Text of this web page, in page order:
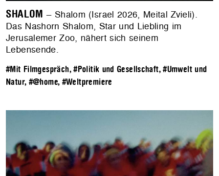
SHALOM – Shalom (Israel 2026, Meital Zvieli).
Das Nashorn Shalom, Star und Liebling im
Jerusalemer Zoo, nähert sich seinem
Lebensende.
#Mit Filmgespräch,#Politik und Gesellschaft,#Umwelt und
Natur, #@home, #Weltpremiere